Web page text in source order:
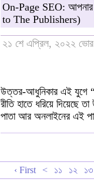
On-Page SEO: আপনার
to The Publishers)
২১ শে এপ্রিল, ২০২২
উত্তর-আধুনিকার এই যুগে
রীতি হাতে ধরিয়ে দিয়েছে
পাতা আর অনলাইনের এই
‹ First < ১১ ১২ ১৩